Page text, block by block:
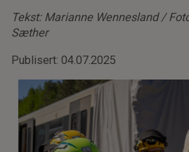
Tekst: Marianne Wennesland /
Sæther
Publisert: 04.07.2025